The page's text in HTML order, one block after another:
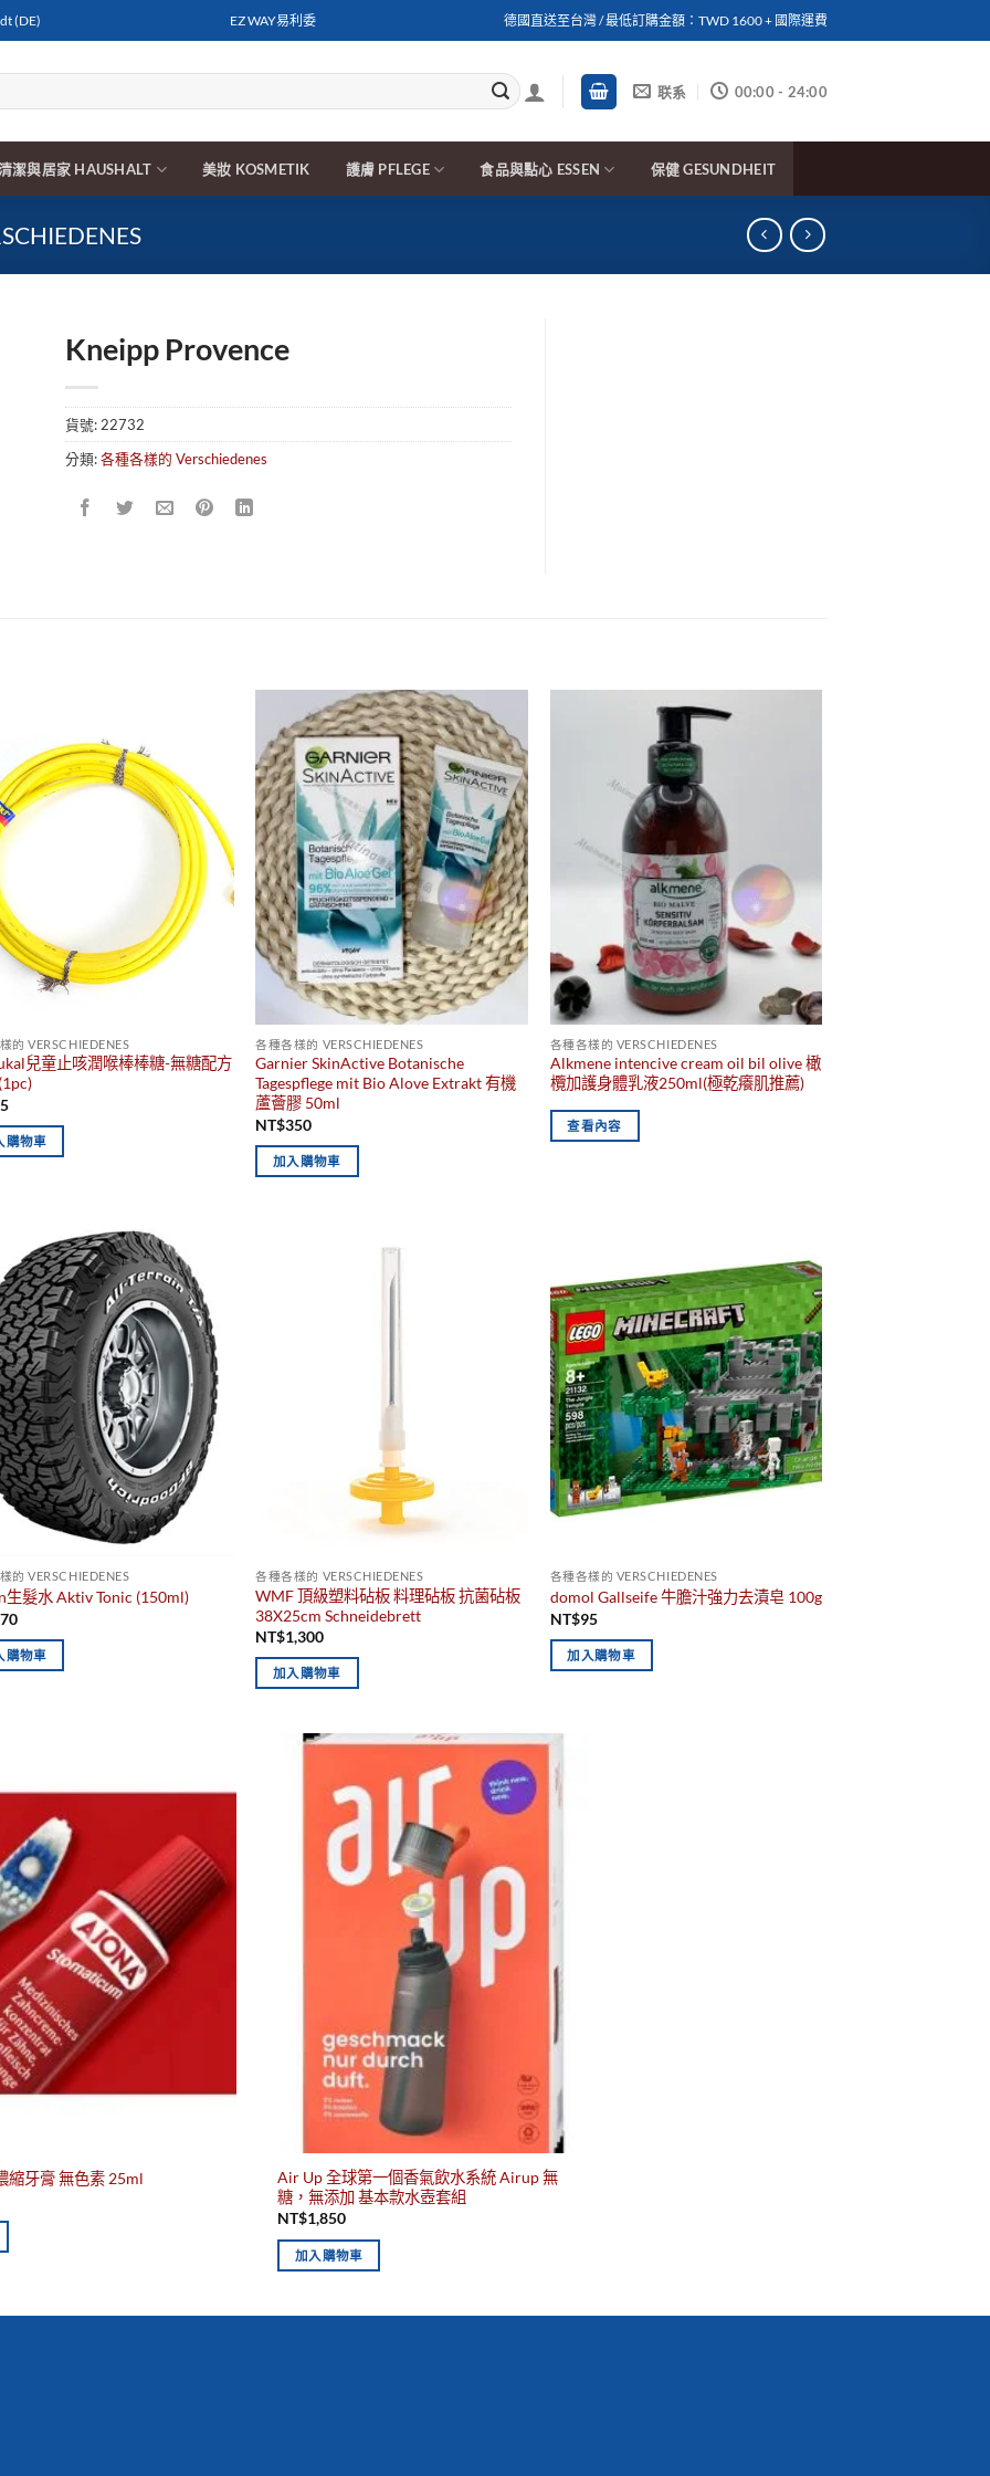
(DE) EZ WAY易利委 德國直送至台灣 / 最低訂購金額：TWD 1600 + 國際運費
联系 00:00 - 24:00
潔與居家 HAUSHALT 美妝 KOSMETIK 護膚 PFLEGE 食品與點心 ESSEN 保健 GESUNDHEIT
Kneipp Provence
貨號: 22732
分類:各種各樣的 Verschiedenes
的 VERSCHIEDENES
兒童止咳潤喉棒棒糖-無糖配方
購物車
各種各樣的 VERSCHIEDENES
Garnier SkinActive Botanische
Tagespflege mit Bio Alove Extrakt 有機
蘆薈膠 50ml
NT$350
加入購物車
各種各樣的 VERSCHIEDENES
Alkmene intencive cream oil bil olive 橄
欖加護身體乳液250ml(極乾癢肌推薦)
查看內容
的 VERSCHIEDENES
生髮水 Aktiv Tonic (150ml)
購物車
各種各樣的 VERSCHIEDENES
WMF 頂級塑料砧板 料理砧板 抗菌砧板
38X25cm Schneidebrett
NT$1,300
加入購物車
各種各樣的 VERSCHIEDENES
domol Gallseife 牛膽汁強力去漬皂 100g
NT$95
加入購物車
縮牙膏 無色素 25ml
Air Up 全球第一個香氣飲水系統 Airup 無
糖，無添加 基本款水壺套組
NT$1,850
加入購物車